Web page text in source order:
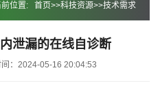
前位置: 首页>>科技资源>>技术需求
泄漏的在线自诊断
：2024-05-16 20:04:53